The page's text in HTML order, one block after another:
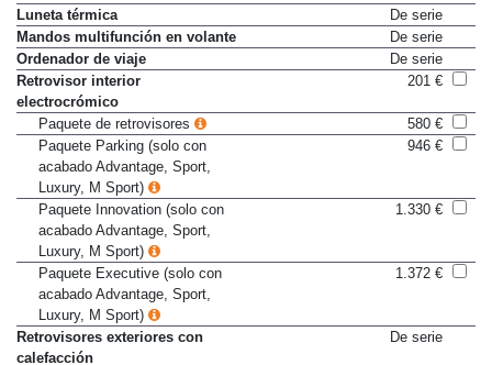
Lavafaros
320 €
Luneta térmica
De serie
Mandos multifunción en volante
De serie
Ordenador de viaje
De serie
Retrovisor interior
electrocrómico
Paquete de retrovisores
580 €
Paquete Parking (solo con
acabado Advantage, Sport,
Luxury, M Sport)
Paquete Innovation (solo con
acabado Advantage, Sport,
Luxury, M Sport)
Paquete Executive (solo con
acabado Advantage, Sport,
Luxury, M Sport)
Retrovisores exteriores con